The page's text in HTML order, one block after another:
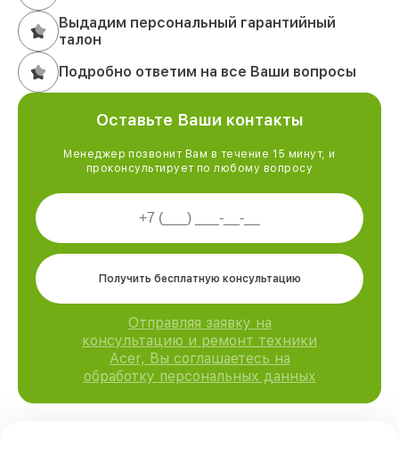
Выдадим персональный гарантийный
талон
Подробно ответим на все Ваши вопросы
Оставьте Ваши контакты
Менеджер позвонит Вам в течение 15 минут, и
проконсультирует по любому вопросу
Получить бесплатную консультацию
Отправляя заявку на
консультацию и ремонт техники
Acer, Вы соглашаетесь на
обработку персональных данных